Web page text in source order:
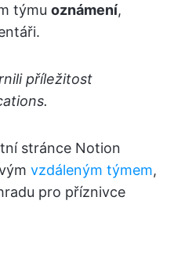
týmu oznámení,
příležitost
stránce Notion
vzdáleným týmem,
pro příznivce